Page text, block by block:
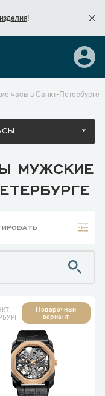
!
часы в Санкт-Петербурге
МУЖСКИЕ
Подарочный
вариант